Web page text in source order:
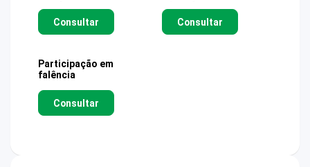
Consultar Consultar
Participação em
falência
Consultar